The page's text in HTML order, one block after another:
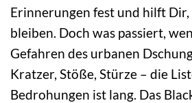
Erinnerungen fest und hilft
bleiben. Doch was passiert,
Gefahren des urbanen
Kratzer, Stöße, Stürze – die
Bedrohungen ist lang. Das